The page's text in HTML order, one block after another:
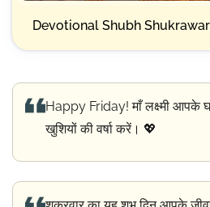
Devotional Shubh
Happy Friday! माँ लक्ष्मी आपके
खुशियों की वर्षा करें। 💖